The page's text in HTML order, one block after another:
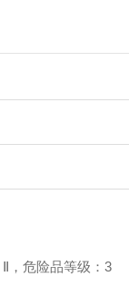
，危险品等级：3